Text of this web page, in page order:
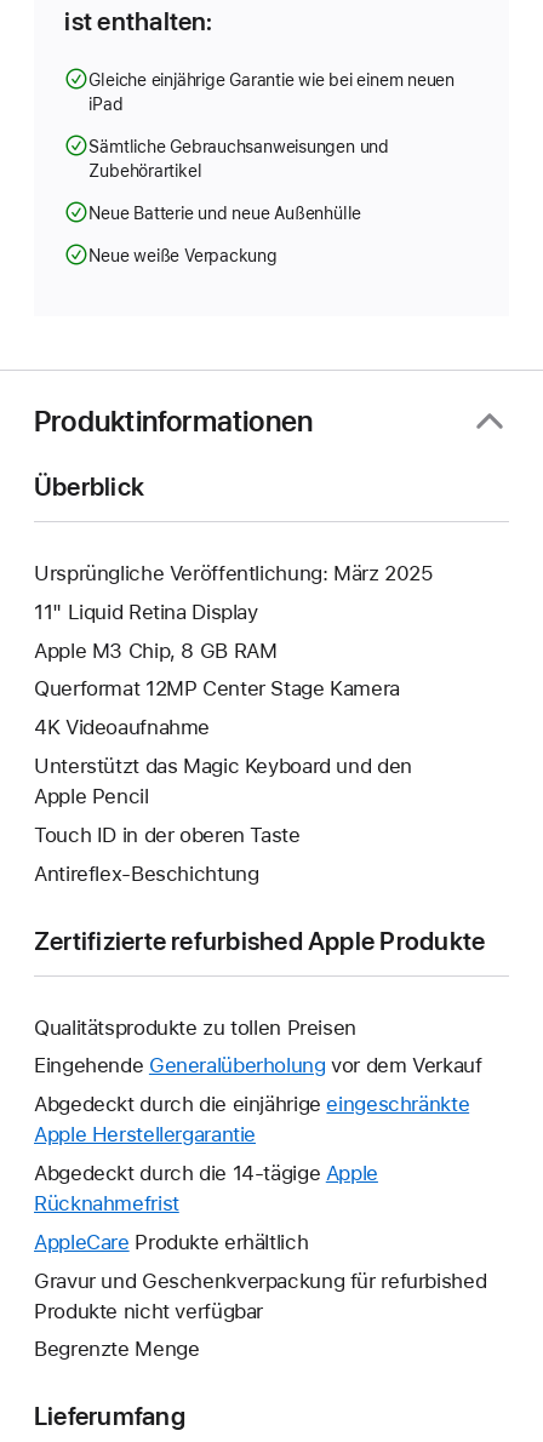
ist enthalten:
Gleiche einjährige Garantie wie bei einem neuen
iPad
Sämtliche Gebrauchsanweisungen und
Zubehörartikel
Neue Batterie und neue Außenhülle
Neue weiße Verpackung
Produktinformationen
Überblick
Ursprüngliche Veröffentlichung: März 2025
11" Liquid Retina Display
Apple M3 Chip, 8 GB RAM
Querformat 12MP Center Stage Kamera
4K Video­aufnahme
Unterstützt das Magic Keyboard und den
Apple Pencil
Touch ID in der oberen Taste
Antireflex-Beschichtung
Zertifizierte refurbished Apple Produkte
Qualitätsprodukte zu tollen Preisen
Eingehende Generalüberholung vor dem Verkauf
Abgedeckt durch die einjährige eingeschränkte
Apple Herstellergarantie
neues
geöffnet.
Abgedeckt durch die 14-tägige Apple
RücknahmefristEin
neues
wird
geöffnet.
AppleCare Ein
neues
Fenster
geöffnet.
Produkte erhältlich
Gravur und Geschenkverpackung für refurbished
Produkte nicht verfügbar
Begrenzte Menge
Lieferumfang